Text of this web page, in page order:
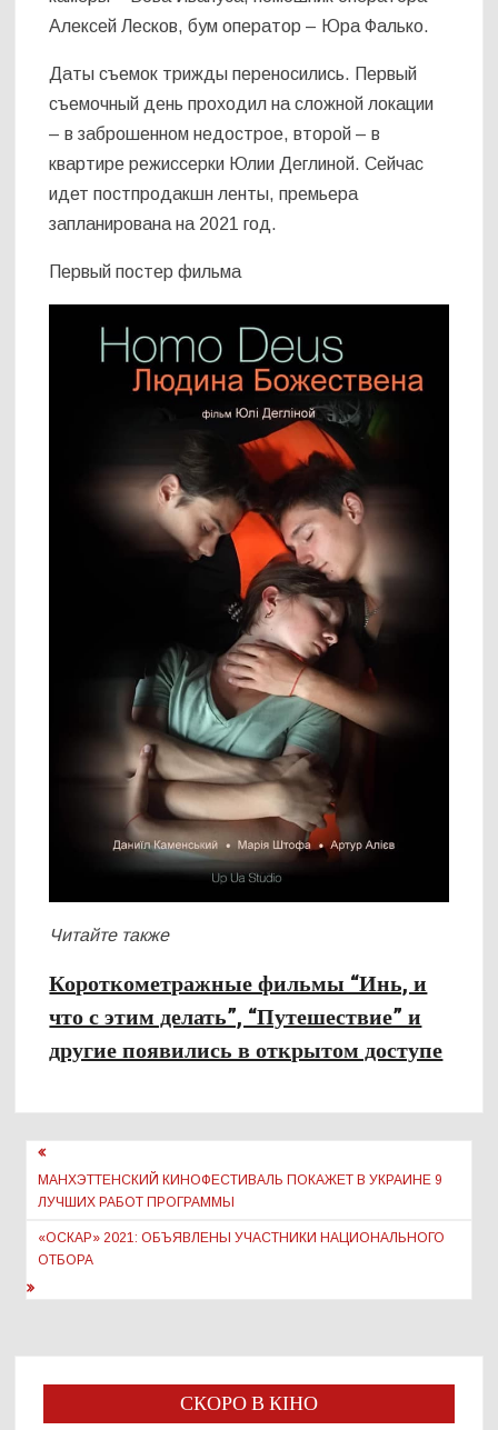
Алексей Лесков, бум оператор – Юра Фалько.
Даты съемок трижды переносились. Первый
съемочный день проходил на сложной локации
– в заброшенном недострое, второй – в
квартире режиссерки Юлии Деглиной. Сейчас
идет постпродакшн ленты, премьера
запланирована на 2021 год.
Первый постер фильма
Читайте также
Короткометражные фильмы “Инь, и
что с этим делать”, “Путешествие” и
другие появились в открытом доступе
Навигация
по
записям
МАНХЭТТЕНСКИЙ КИНОФЕСТИВАЛЬ ПОКАЖЕТ В УКРАИНЕ 9
ЛУЧШИХ РАБОТ ПРОГРАММЫ
«ОСКАР» 2021: ОБЪЯВЛЕНЫ УЧАСТНИКИ НАЦИОНАЛЬНОГО
ОТБОРА
СКОРО В КІНО